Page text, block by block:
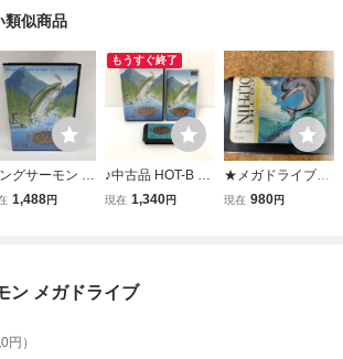
類似商品
グサーモン メ
ライブ MD
1,488円
もうすぐ終了
♪中古品 HOT-B ホ
ットビイ キングサ
現在 1,340円
★メガドライブ
エコー・ザ・ドル
現在 980円
ン メガドライブ
円）